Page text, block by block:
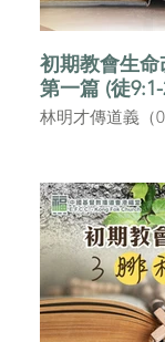
初期教會生
第一篇 (徒
林明才傳道義（